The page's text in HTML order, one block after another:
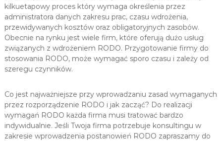
kilkuetapowy proces który wymaga określenia przez
administratora danych zakresu prac, czasu wdrożenia,
przewidywanych kosztów oraz obligatoryjnych zasobów.
Obecnie na rynku jest wiele firm, które oferują dużo usług
związanych z wdrożeniem RODO. Przygotowanie firmy do
stosowania RODO, może wymagać sporo czasu i zależy od
szeregu czynników.
Co jest najważniejsze przy wprowadzaniu zasad wymaganych
przez rozporządzenie RODO i jak zacząć? Do realizacji
wymagań RODO każda firma musi tratować bardzo
indywidualnie. Jeśli Twoja firma potrzebuje konsultingu w
zakresie wprowadzenia postanowień RODO zapraszamy do